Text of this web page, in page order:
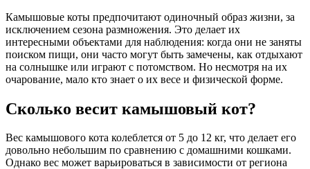
Камышовые коты предпочитают одиночный образ жизни, за
исключением сезона размножения. Это делает их
интересными объектами для наблюдения: когда они не заняты
поиском пищи, они часто могут быть замечены, как отдыхают
на солнышке или играют с потомством. Но несмотря на их
очарование, мало кто знает о их весе и физической форме.
Сколько весит камышовый кот?
Вес камышового кота колеблется от 5 до 12 кг, что делает его
довольно небольшим по сравнению с домашними кошками.
Однако вес может варьироваться в зависимости от региона